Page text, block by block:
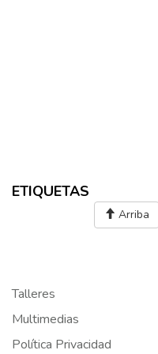
ETIQUETAS
Arriba
Talleres
Multimedias
Política Privacidad